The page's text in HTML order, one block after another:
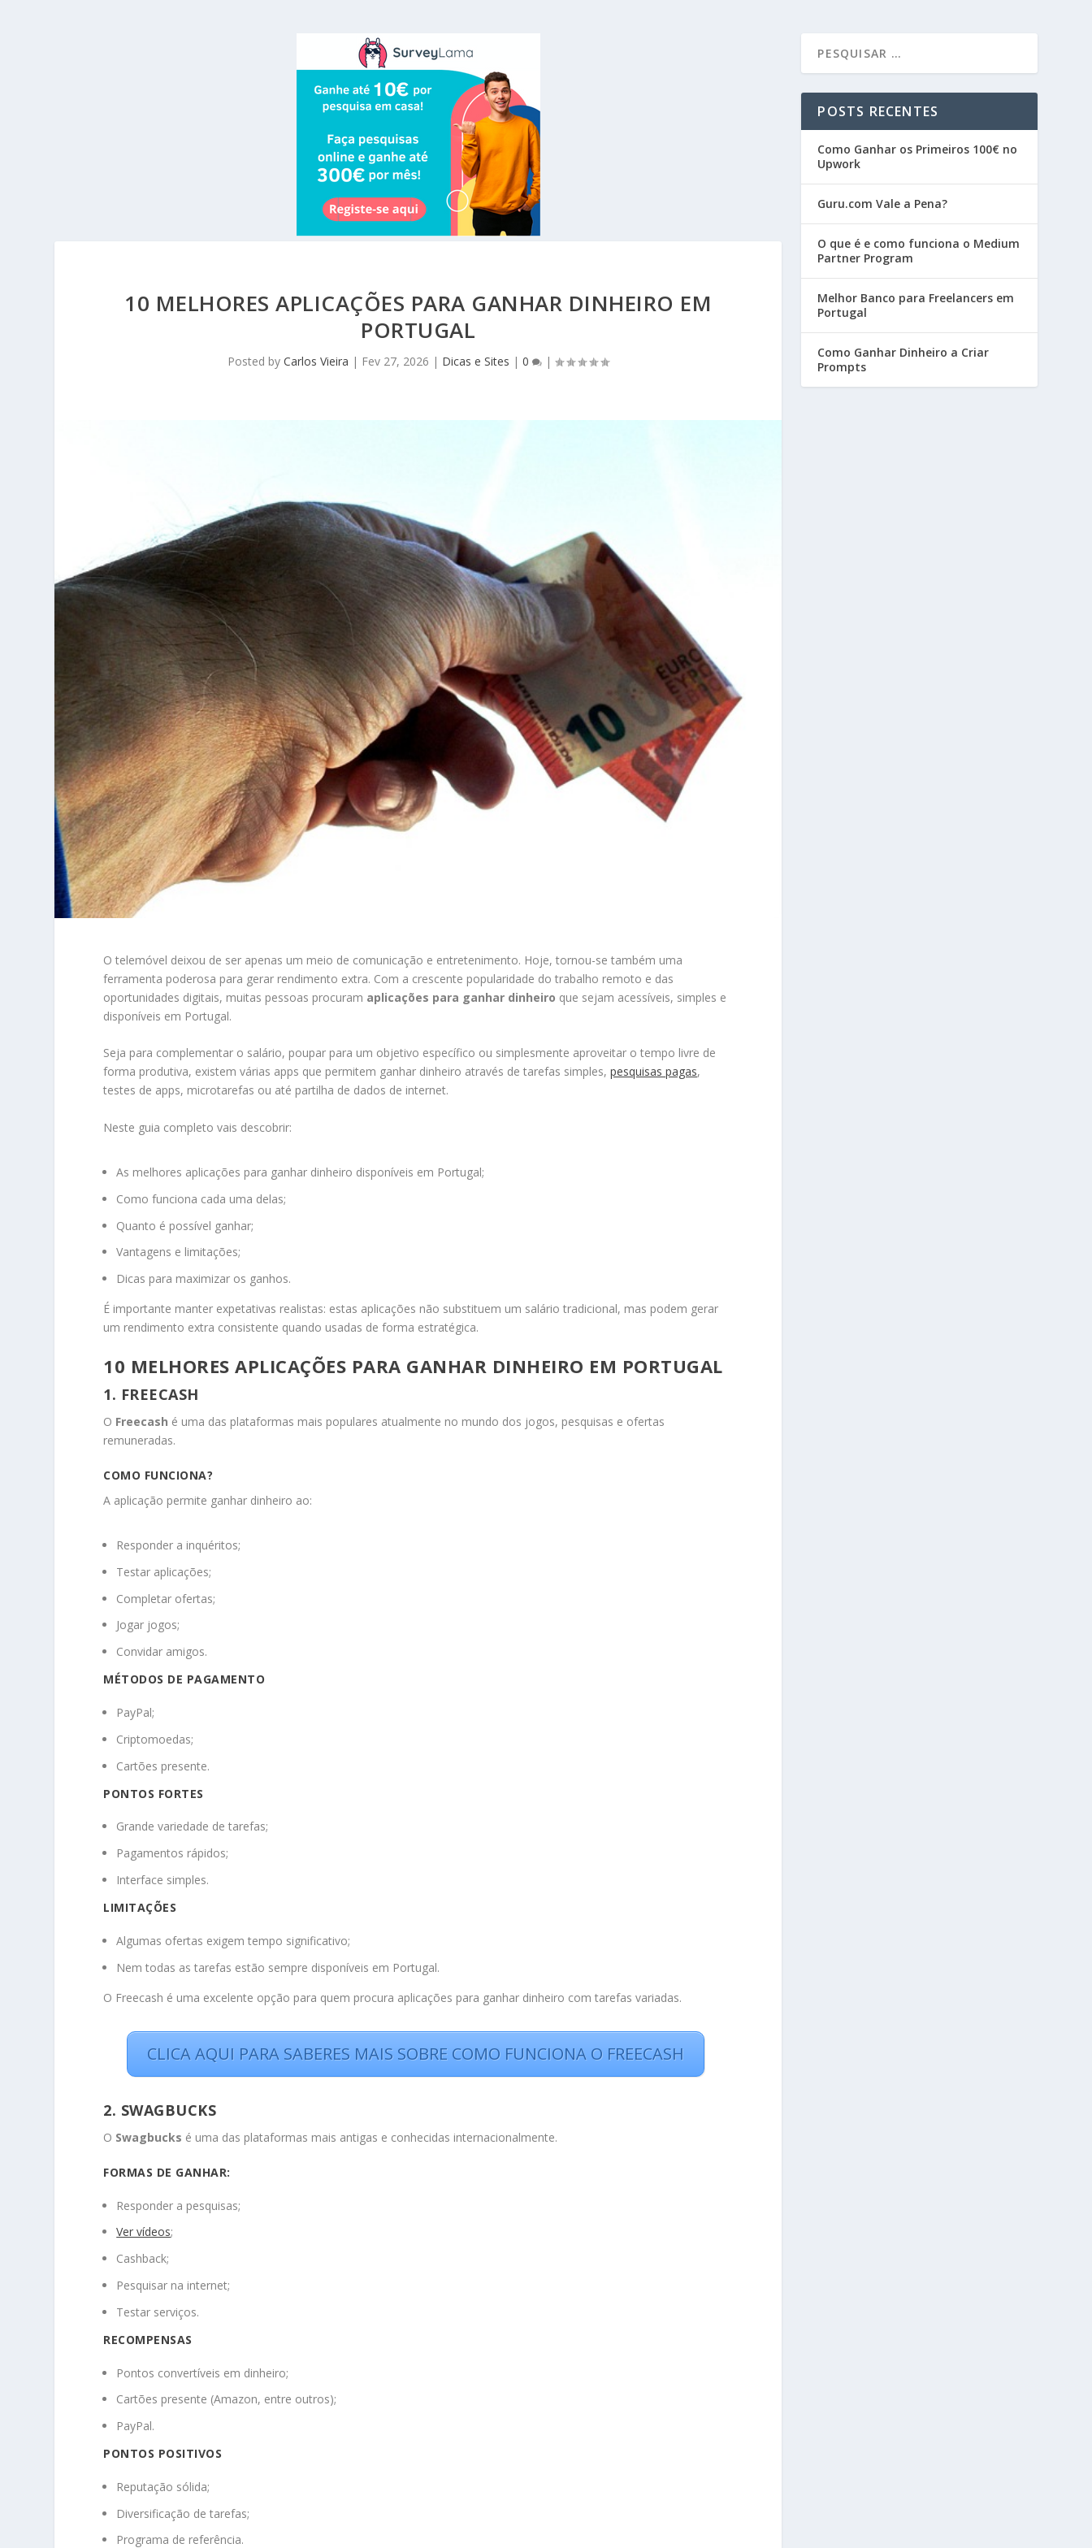
10 MELHORES APLICAÇÕES PARA GANHAR DINHEIRO EM
PORTUGAL
Posted byCarlos Vieira | Fev 27, 2026 | Dicas e Sites |0 |
O telemóvel deixou de ser apenas um meio de comunicação e entretenimento. Hoje, tornou-se também uma
ferramenta poderosa para gerar rendimento extra. Com a crescente popularidade do trabalho remoto e das
oportunidades digitais, muitas pessoas procuram aplicações para ganhar dinheiro que sejam acessíveis, simples e
disponíveis em Portugal.
Seja para complementar o salário, poupar para um objetivo específico ou simplesmente aproveitar o tempo livre de
forma produtiva, existem várias apps que permitem ganhar dinheiro através de tarefas simples,pesquisas pagas,
testes de apps, microtarefas ou até partilha de dados de internet.
Neste guia completo vais descobrir:
As melhores aplicações para ganhar dinheiro disponíveis em Portugal;
Como funciona cada uma delas;
Quanto é possível ganhar;
Vantagens e limitações;
Dicas para maximizar os ganhos.
É importante manter expetativas realistas: estas aplicações não substituem um salário tradicional, mas podem gerar
um rendimento extra consistente quando usadas de forma estratégica.
10 MELHORES APLICAÇÕES PARA GANHAR DINHEIRO EM PORTUGAL
1. FREECASH
O Freecash é uma das plataformas mais populares atualmente no mundo dos jogos, pesquisas e ofertas
remuneradas.
COMO FUNCIONA?
A aplicação permite ganhar dinheiro ao:
Responder a inquéritos;
Testar aplicações;
Completar ofertas;
Jogar jogos;
Convidar amigos.
MÉTODOS DE PAGAMENTO
PayPal;
Criptomoedas;
Cartões presente.
PONTOS FORTES
Grande variedade de tarefas;
Pagamentos rápidos;
Interface simples.
LIMITAÇÕES
Algumas ofertas exigem tempo significativo;
Nem todas as tarefas estão sempre disponíveis em Portugal.
O Freecash é uma excelente opção para quem procura aplicações para ganhar dinheiro com tarefas variadas.
CLICA AQUI PARA SABERES MAIS SOBRE COMO FUNCIONA O FREECASH
2. SWAGBUCKS
O Swagbucks é uma das plataformas mais antigas e conhecidas internacionalmente.
FORMAS DE GANHAR:
Responder a pesquisas;
Ver vídeos;
Cashback;
Pesquisar na internet;
Testar serviços.
RECOMPENSAS
Pontos convertíveis em dinheiro;
Cartões presente (Amazon, entre outros);
PayPal.
PONTOS POSITIVOS
Reputação sólida;
Diversificação de tarefas;
Programa de referência.
POSTS RECENTES
Como Ganhar os Primeiros 100€ no
Upwork
Guru.com Vale a Pena?
O que é e como funciona o Medium
Partner Program
Melhor Banco para Freelancers em
Portugal
Como Ganhar Dinheiro a Criar
Prompts